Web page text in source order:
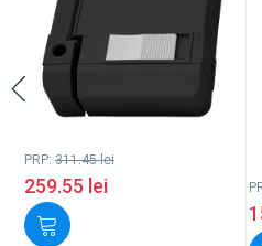
PRP: 311.45lei
259.55 lei